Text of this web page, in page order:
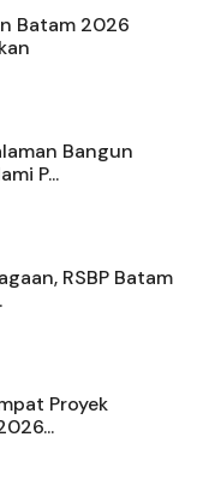
Batam 2026
Bangun
P...
RSBP Batam
Proyek